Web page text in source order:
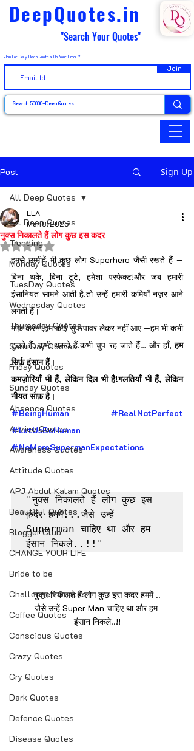
DeepQuotes.in
"Search Your Quotes"
Join For Daily Deep Quotes On Your Email
Join
Post Sign Up
All Deep Quotes
Trending
Monday Quotes
TuesDay Quotes
Wednesday Quotes
Thuresday Quotes
SaturDay Quotes
Friday Quotes
Sunday Quotes
Absence Quotes
Advice Quotes
Awareness Quotes
Attitude Quotes
APJ Abdul Kalam Quotes
Beautiful Quotes
Blogger Club
CHANGE YOUR LIFE
Bride to be
Challenges Quotes
Coffee Quotes
Conscious Quotes
Crazy Quotes
Cry Quotes
Dark Quotes
Defence Quotes
Disease Quotes
All Deep Quotes
नुक्स निकालते हैं लोग कुछ इस कदर
ELA
Mar 8, 2025
Rated NaN out of 5 stars.
हमसे उम्मीदें भी कुछ लोग Superhero जैसी रखते हैं —
बिना थके, बिना टूटे, हमेशा परफेक्ट!और जब हमारी
इंसानियत सामने आती है,तो उन्हें हमारी कमियाँ नज़र आने
लगती हैं।
माफ़ करना,हम कोई सुपरपावर लेकर नहीं आए —हम भी कभी
टूटते हैं, कभी थकते हैं,कभी चुप रह जाते हैं… और हाँ, हम
सिर्फ़ इंसान हैं।
कमज़ोरियाँ भी हैं, लेकिन दिल भी है!गलतियाँ भी हैं, लेकिन
नीयत साफ़ है।
#BeingHuman
#RealNotPerfect
#LetUsBeHuman
#NoMoreSupermanExpectations
"नुक्स निकालते हैं लोग कुछ इस
क़दर हममें...जैसे उन्हें
Superman चाहिए था और हम
इंसान निकले..!!"
नुक्स निकालते हैं लोग कुछ इस कदर हममें ..
जैसे उन्हें Super Man चाहिए था और हम
इंसान निकले..!!